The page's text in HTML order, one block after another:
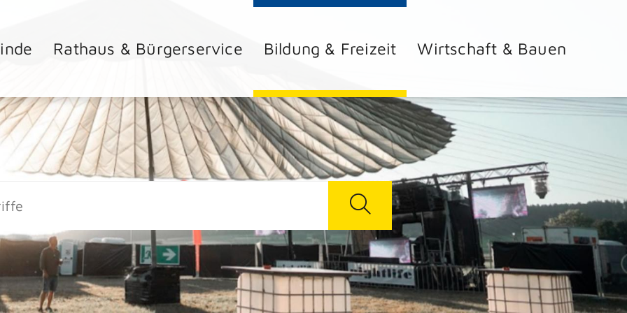
Rathaus & Bürgerservice Bildung & Freizeit Wirtschaft & Bauen